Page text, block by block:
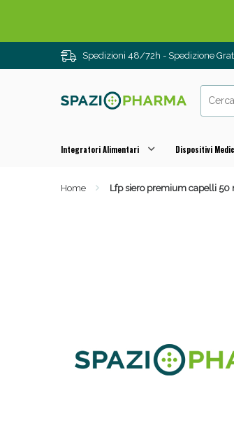
Spedizioni 48/72h - Spedizione
Integratori Alimentari Dispositivi
Home Lfp siero premium capelli 50